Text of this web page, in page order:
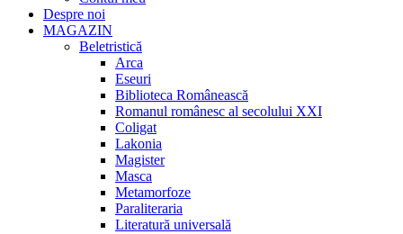
Despre noi
MAGAZIN
Beletristică
Arca
Eseuri
Biblioteca Românească
Romanul românesc al secolului XXI
Coligat
Lakonia
Magister
Masca
Metamorfoze
Paraliteraria
Literatură universală